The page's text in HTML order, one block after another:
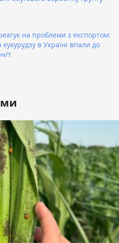
на проблеми з експортом:
кукурудзу в Україні впали до
т